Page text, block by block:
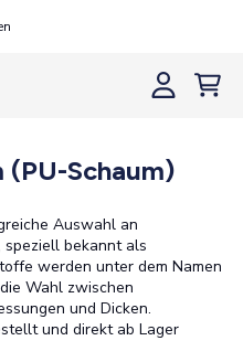
(PU-Schaum)
Auswahl an
speziell bekannt als
werden unter dem Namen
Wahl zwischen
und Dicken.
und direkt ab Lager